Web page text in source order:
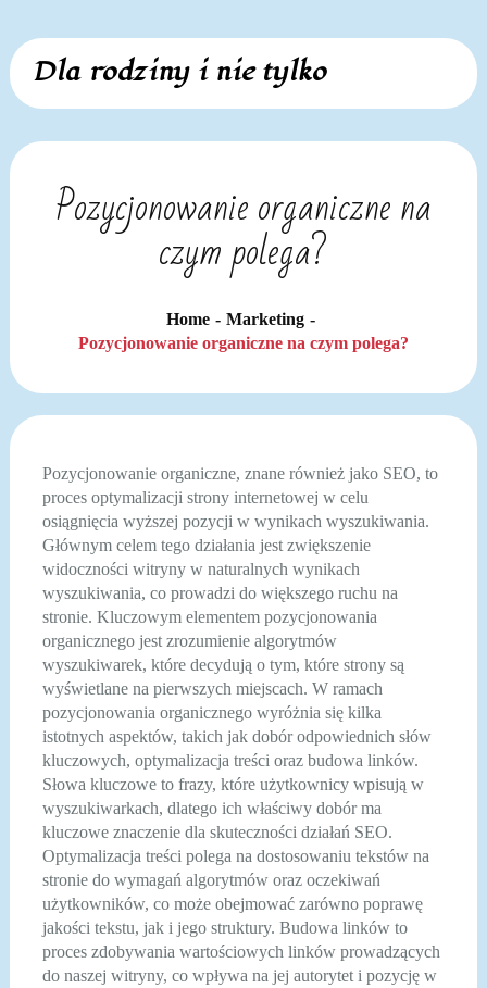
Skip
content
Dla rodziny i nie tylko
Pozycjonowanie organiczne na
czym polega?
Home
Marketing
Pozycjonowanie organiczne na czym polega?
Pozycjonowanie organiczne, znane również jako SEO, to
proces optymalizacji strony internetowej w celu
osiągnięcia wyższej pozycji w wynikach wyszukiwania.
Głównym celem tego działania jest zwiększenie
widoczności witryny w naturalnych wynikach
wyszukiwania, co prowadzi do większego ruchu na
stronie. Kluczowym elementem pozycjonowania
organicznego jest zrozumienie algorytmów
wyszukiwarek, które decydują o tym, które strony są
wyświetlane na pierwszych miejscach. W ramach
pozycjonowania organicznego wyróżnia się kilka
istotnych aspektów, takich jak dobór odpowiednich słów
kluczowych, optymalizacja treści oraz budowa linków.
Słowa kluczowe to frazy, które użytkownicy wpisują w
wyszukiwarkach, dlatego ich właściwy dobór ma
kluczowe znaczenie dla skuteczności działań SEO.
Optymalizacja treści polega na dostosowaniu tekstów na
stronie do wymagań algorytmów oraz oczekiwań
użytkowników, co może obejmować zarówno poprawę
jakości tekstu, jak i jego struktury. Budowa linków to
proces zdobywania wartościowych linków prowadzących
do naszej witryny, co wpływa na jej autorytet i pozycję w